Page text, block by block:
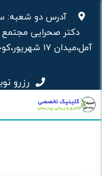
آدرس دو شعبه:
آمل،میدان
رزرو